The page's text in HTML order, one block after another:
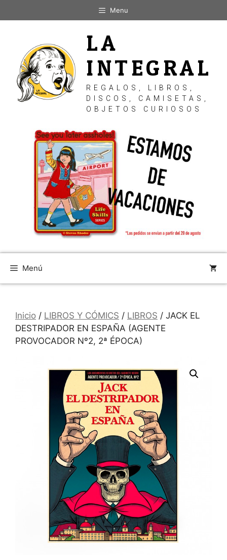
al
Menu
LA
INTEGRAL
REGALOS, LIBROS,
DISCOS, CAMISETAS,
OBJETOS CURIOSOS
Menú
Inicio / LIBROS Y CÓMICS / LIBROS / JACK EL
DESTRIPADOR EN ESPAÑA (AGENTE
PROVOCADOR Nº2, 2ª ÉPOCA)